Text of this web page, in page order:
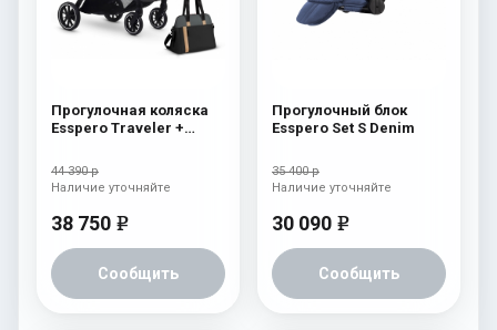
Прогулочная коляска
Esspero Traveler +
44 390 р
38 750 e
Сообщить
Наличие уточняйте
Прогулочный блок
Esspero Set S Denim
35 400 р
30 090 e
Сообщить
Наличие уточняйте